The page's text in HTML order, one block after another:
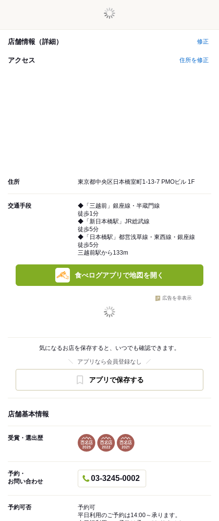
店舗情報（詳細） 修正
アクセス 住所を修正
住所 東京都中央区日本橋室町1-13-7 PMOビル 1F
交通手段
◆「三越前」銀座線・半蔵門線
徒歩1分
◆「新日本橋駅」JR総武線
徒歩5分
◆「日本橋駅」都営浅草線・東西線・銀座線
徒歩5分
三越前駅から133m
食べログアプリで地図を開く
広告を非表示
気になるお店を保存すると、いつでも確認できます。
アプリなら会員登録なし
アプリで保存する
店舗基本情報
受賞・選出歴
予約・
お問い合わせ
03-3245-0002
予約可否
予約可
平日利用のご予約は14:00～承ります。